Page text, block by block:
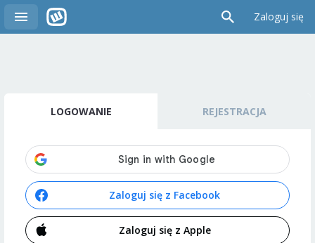
Zaloguj się
LOGOWANIE REJESTRACJA
Zaloguj się z Facebook
Zaloguj się z Apple